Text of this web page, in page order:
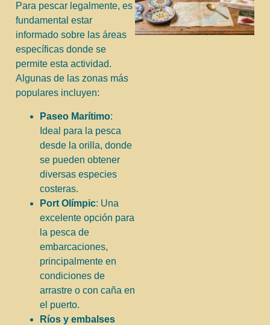
Para pescar legalmente, es
fundamental estar
informado sobre las áreas
específicas donde se
permite esta actividad.
Algunas de las zonas más
populares incluyen:
Paseo Marítimo:
Ideal para la pesca
desde la orilla, donde
se pueden obtener
diversas especies
costeras.
Port Olímpic: Una
excelente opción para
la pesca de
embarcaciones,
principalmente en
condiciones de
arrastre o con caña en
el puerto.
Ríos y embalses